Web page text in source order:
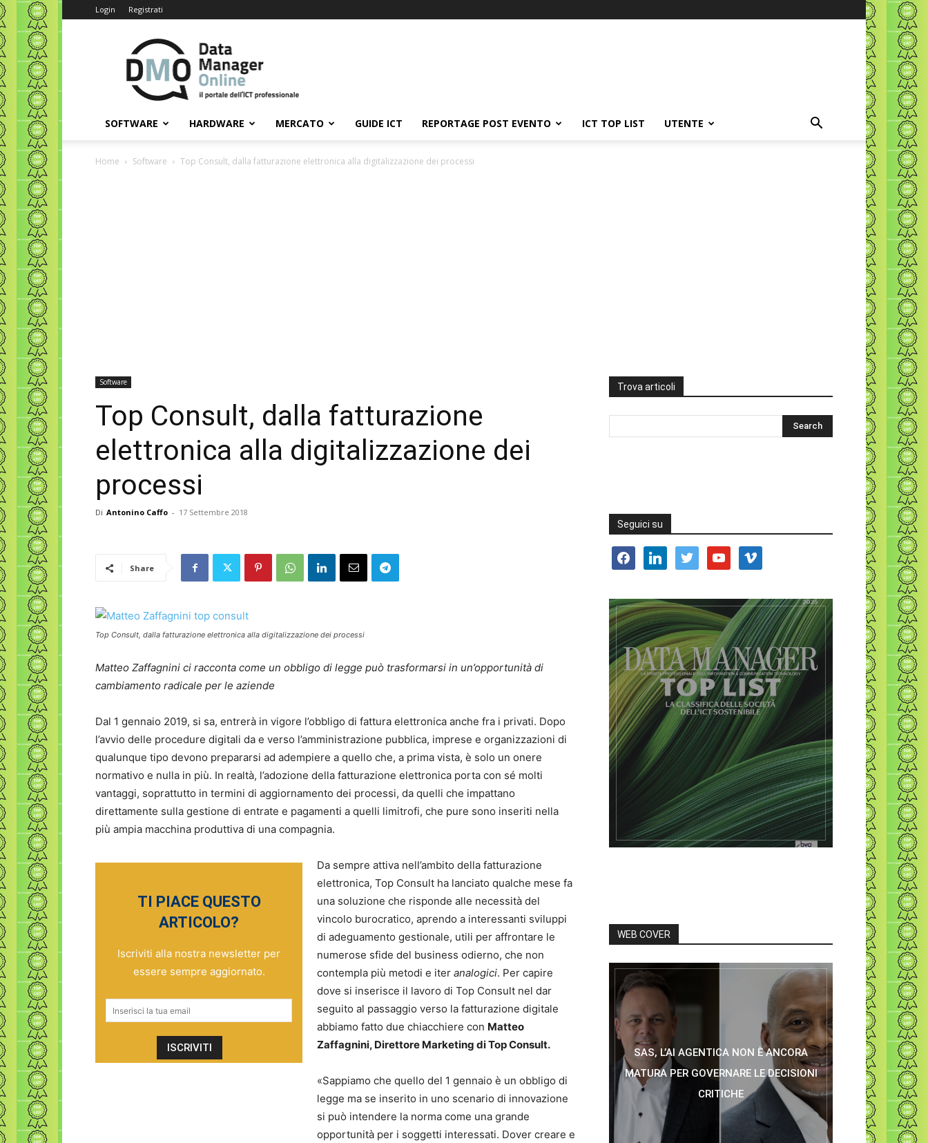
Login Registrati
Data
Manager
Online
SOFTWARE HARDWARE MERCATO GUIDE ICT REPORTAGE POST EVENTO ICT TOP LIST UTENTE
Home Software Top Consult, dalla fatturazione elettronica alla digitalizzazione dei processi
Software
Top Consult, dalla fatturazione
elettronica alla digitalizzazione dei
processi
Di Antonino Caffo - 17 Settembre 2018
Share
Top Consult, dalla fatturazione elettronica alla digitalizzazione dei processi
Matteo Zaffagnini ci racconta come un obbligo di legge può trasformarsi in un’opportunità di
cambiamento radicale per le aziende
Dal 1 gennaio 2019, si sa, entrerà in vigore l’obbligo di fattura elettronica anche fra i privati. Dopo
l’avvio delle procedure digitali da e verso l’amministrazione pubblica, imprese e organizzazioni di
qualunque tipo devono prepararsi ad adempiere a quello che, a prima vista, è solo un onere
normativo e nulla in più. In realtà, l’adozione della fatturazione elettronica porta con sé molti
vantaggi, soprattutto in termini di aggiornamento dei processi, da quelli che impattano
direttamente sulla gestione di entrate e pagamenti a quelli limitrofi, che pure sono inseriti nella
più ampia macchina produttiva di una compagnia.
TI PIACE QUESTO
ARTICOLO?
Iscriviti alla nostra newsletter per
essere sempre aggiornato.
Da sempre attiva nell’ambito della fatturazione
elettronica, Top Consult ha lanciato qualche mese fa
una soluzione che risponde alle necessità del
vincolo burocratico, aprendo a interessanti sviluppi
di adeguamento gestionale, utili per affrontare le
numerose sfide del business odierno, che non
contempla più metodi e iter analogici. Per capire
dove si inserisce il lavoro di Top Consult nel dar
seguito al passaggio verso la fatturazione digitale
abbiamo fatto due chiacchiere con Matteo
Zaffagnini, Direttore Marketing di Top Consult.
«Sappiamo che quello del 1 gennaio è un obbligo di
legge ma se inserito in uno scenario di innovazione
si può intendere la norma come una grande
opportunità per i soggetti interessati. Dover creare e
Trova articoli
Seguici su
facebooklinkedin twitter youtube vimeo
WEB COVER
SAS, L’AI AGENTICA NON È ANCORA
MATURA PER GOVERNARE LE DECISIONI
CRITICHE